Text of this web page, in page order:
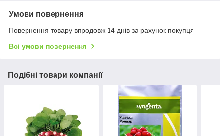
Умови повернення
Повернення товару впродовж 14 днів за рахунок покупця
Всі умови повернення
Подібні товари компанії